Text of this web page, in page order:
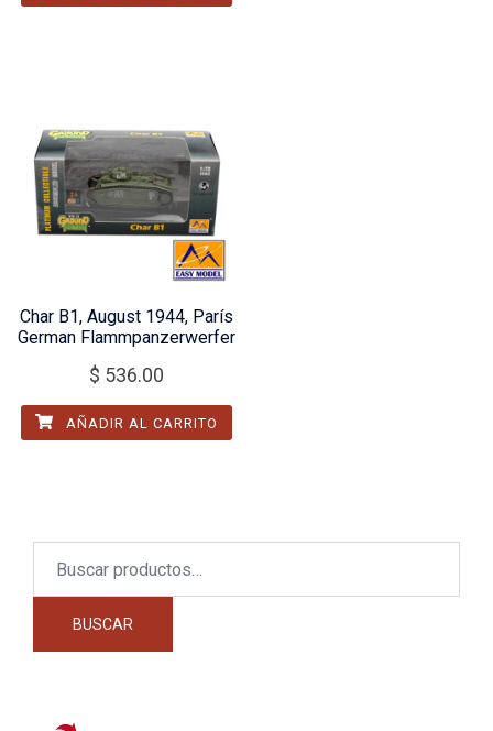
Char B1, August 1944, París
German Flammpanzerwerfer
$ 536.00
AÑADIR AL CARRITO
BUSCAR